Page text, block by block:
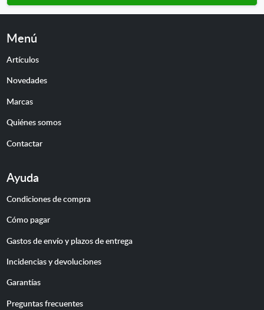
Menú
Artículos
Novedades
Marcas
Quiénes somos
Contactar
Ayuda
Condiciones de compra
Cómo pagar
Gastos de envío y plazos de entrega
Incidencias y devoluciones
Garantías
Preguntas frecuentes